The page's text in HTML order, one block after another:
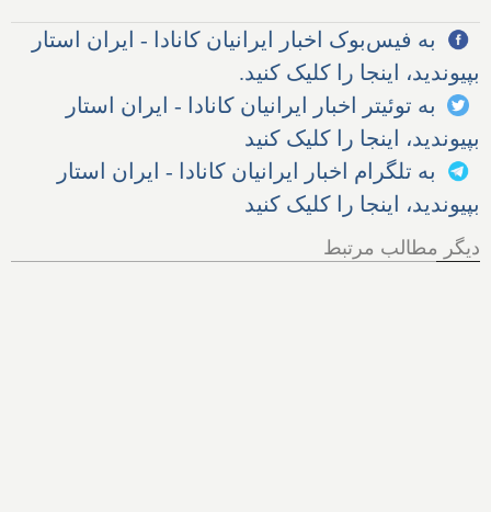
به فیس‌بوک اخبار ایرانیان کانادا - ایران استار
بپیوندید، اینجا را کلیک کنید.
به توئیتر اخبار ایرانیان کانادا - ایران استار
بپیوندید، اینجا را کلیک کنید
به تلگرام اخبار ایرانیان کانادا - ایران استار
بپیوندید، اینجا را کلیک کنید
دیگر مطالب مرتبط